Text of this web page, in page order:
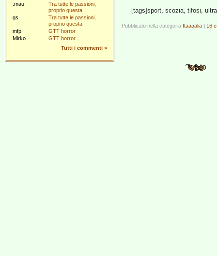
.mau.
Tra tutte le passioni,
proprio questa
gs
Tra tutte le passioni,
proprio questa
mfp
GTT horror
Mirko
GTT horror
Tutti i commenti »
[tags]sport, scozia, tifosi,
Pubblicato nella categoria Itaaaalia | 16